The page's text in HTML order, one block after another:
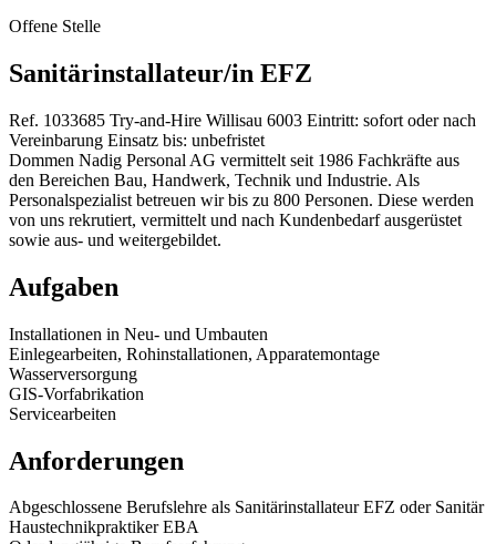
Offene Stelle
Sanitärinstallateur/in EFZ
Ref. 1033685 Try-and-Hire Willisau 6003 Eintritt: sofort oder nach
Vereinbarung Einsatz bis: unbefristet
Dommen Nadig Personal AG vermittelt seit 1986 Fachkräfte aus
den Bereichen Bau, Handwerk, Technik und Industrie. Als
Personalspezialist betreuen wir bis zu 800 Personen. Diese werden
von uns rekrutiert, vermittelt und nach Kundenbedarf ausgerüstet
sowie aus- und weitergebildet.
Aufgaben
Installationen in Neu- und Umbauten
Einlegearbeiten, Rohinstallationen, Apparatemontage
Wasserversorgung
GIS-Vorfabrikation
Servicearbeiten
Anforderungen
Abgeschlossene Berufslehre als Sanitärinstallateur EFZ oder Sanitär
Haustechnikpraktiker EBA